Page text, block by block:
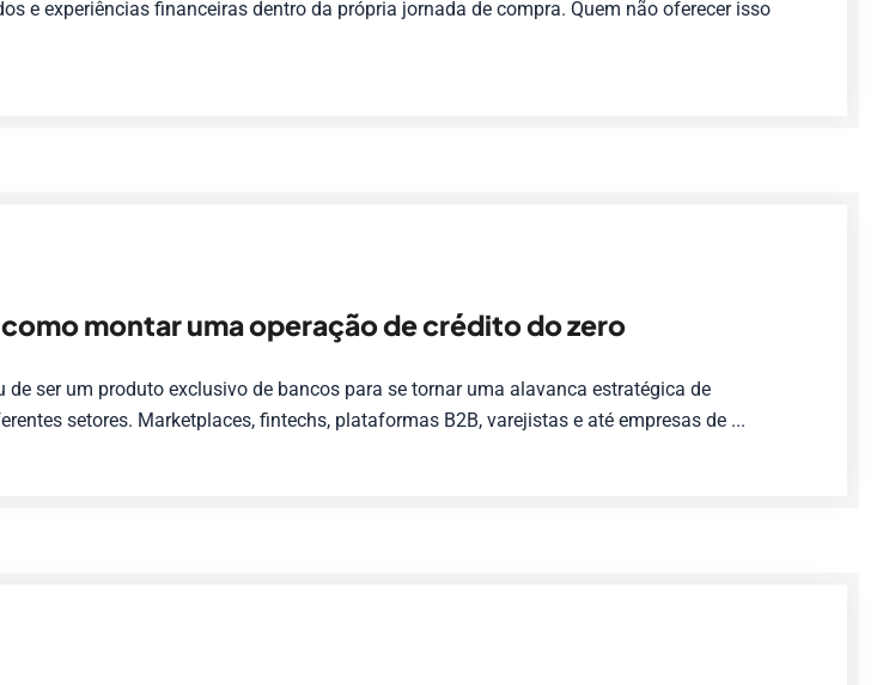
e experiências financeiras dentro da própria jornada de compra. Quem não oferecer isso
montar uma operação de crédito do zero
de ser um produto exclusivo de bancos para se tornar uma alavanca estratégica de
setores. Marketplaces, fintechs, plataformas B2B, varejistas e até empresas de ...